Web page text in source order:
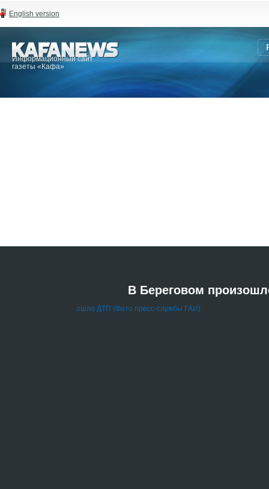
English version
Информационный сайт
газеты «Кафа»
В Береговом